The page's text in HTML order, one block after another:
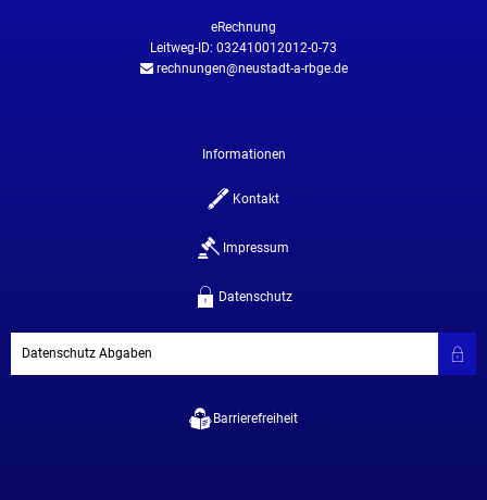
eRechnung
Leitweg-ID: 032410012012-0-73
rechnungen@neustadt-a-rbge.de
Informationen
Kontakt
Impressum
Datenschutz
Datenschutz Abgaben
Barrierefreiheit